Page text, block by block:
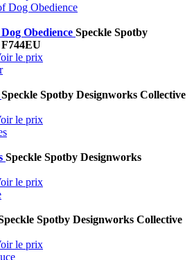
Obedience Speckle Spotby
F744EU
le prix
Speckle Spotby Designworks Collective
le prix
Speckle Spotby Designworks
le prix
Spotby Designworks Collective
le prix